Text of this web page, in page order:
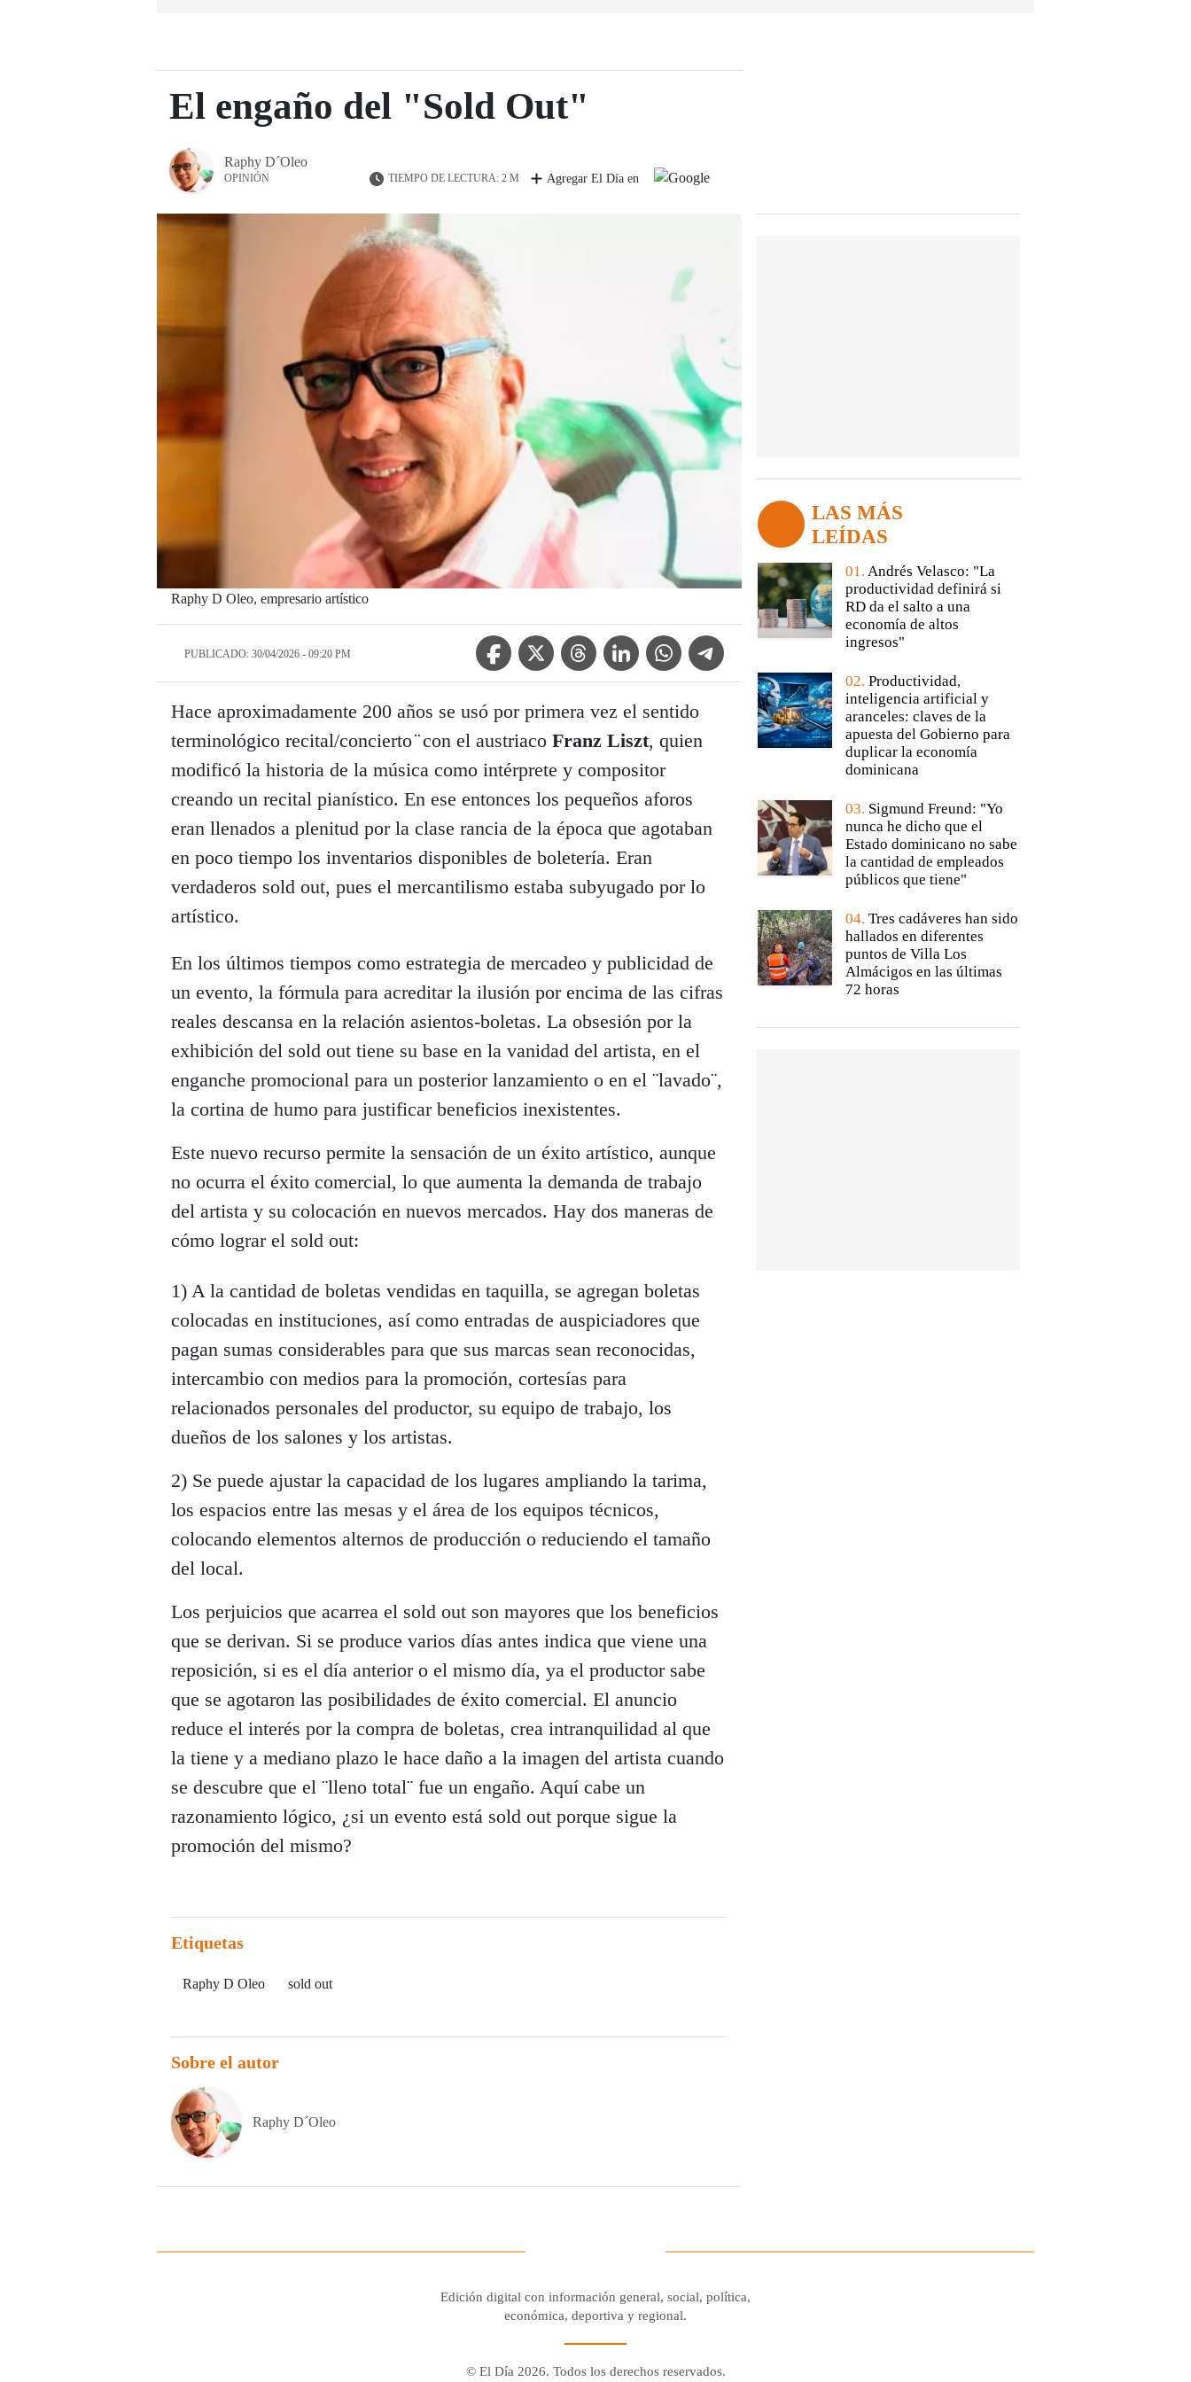
El engaño del "Sold Out"
Raphy D´Oleo
OPINIÓN TIEMPO DE LECTURA: 2 M Agregar El Día en
Raphy D Oleo, empresario artístico
PUBLICADO: 30/04/2026 - 09:20 PM
Facebook IconTwitter IconThreads IconLinkedin IconWhatsApp IconTelegram Icon
Hace aproximadamente 200 años se usó por primera vez el sentido
terminológico recital/concierto ̈ con el austriaco Franz Liszt, quien
modificó la historia de la música como intérprete y compositor
creando un recital pianístico. En ese entonces los pequeños aforos
eran llenados a plenitud por la clase rancia de la época que agotaban
en poco tiempo los inventarios disponibles de boletería. Eran
verdaderos sold out, pues el mercantilismo estaba subyugado por lo
artístico.
En los últimos tiempos como estrategia de mercadeo y publicidad de
un evento, la fórmula para acreditar la ilusión por encima de las cifras
reales descansa en la relación asientos-boletas. La obsesión por la
exhibición del sold out tiene su base en la vanidad del artista, en el
enganche promocional para un posterior lanzamiento o en el ¨lavado¨,
la cortina de humo para justificar beneficios inexistentes.
Este nuevo recurso permite la sensación de un éxito artístico, aunque
no ocurra el éxito comercial, lo que aumenta la demanda de trabajo
del artista y su colocación en nuevos mercados. Hay dos maneras de
cómo lograr el sold out:
1) A la cantidad de boletas vendidas en taquilla, se agregan boletas
colocadas en instituciones, así como entradas de auspiciadores que
pagan sumas considerables para que sus marcas sean reconocidas,
intercambio con medios para la promoción, cortesías para
relacionados personales del productor, su equipo de trabajo, los
dueños de los salones y los artistas.
2) Se puede ajustar la capacidad de los lugares ampliando la tarima,
los espacios entre las mesas y el área de los equipos técnicos,
colocando elementos alternos de producción o reduciendo el tamaño
del local.
Los perjuicios que acarrea el sold out son mayores que los beneficios
que se derivan. Si se produce varios días antes indica que viene una
reposición, si es el día anterior o el mismo día, ya el productor sabe
que se agotaron las posibilidades de éxito comercial. El anuncio
reduce el interés por la compra de boletas, crea intranquilidad al que
la tiene y a mediano plazo le hace daño a la imagen del artista cuando
se descubre que el ¨lleno total¨ fue un engaño. Aquí cabe un
razonamiento lógico, ¿si un evento está sold out porque sigue la
promoción del mismo?
Etiquetas
Raphy D Oleo sold out
Sobre el autor
Raphy D´Oleo
LAS MÁS
LEÍDAS
01. Andrés Velasco: "La
productividad definirá si
RD da el salto a una
economía de altos
ingresos"
02. Productividad,
inteligencia artificial y
aranceles: claves de la
apuesta del Gobierno para
duplicar la economía
dominicana
03. Sigmund Freund: "Yo
nunca he dicho que el
Estado dominicano no sabe
la cantidad de empleados
públicos que tiene"
04. Tres cadáveres han sido
hallados en diferentes
puntos de Villa Los
Almácigos en las últimas
72 horas
Edición digital con información general, social, política,
económica, deportiva y regional.
© El Día 2026. Todos los derechos reservados.